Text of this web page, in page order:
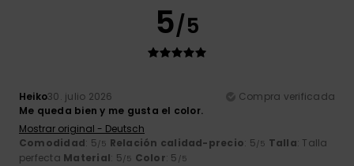
5/5
Heiko30. julio 2026
Compra verificada
Me queda bien y me gusta el color.
Mostrar original - Deutsch
Comodidad: 5/5 Relación calidad-precio: 5/5 Talla: Talla
perfecta Material: 5/5 Color: 5 /5